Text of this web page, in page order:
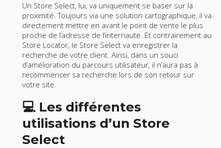
Un Store Select, lui, va uniquement se baser sur la
proximité. Toujours via une solution cartographique, il va
directement mettre en avant le point de vente le plus
proche de l’adresse de l’internaute. Et contrairement au
Store Locator, le Store Select va enregistrer la
recherche de votre client. Ainsi, dans un souci
d’amélioration du parcours utilisateur, il n’aura pas à
recommencer sa recherche lors de son retour sur
votre site.
💻 Les différentes
utilisations d’un Store
Select